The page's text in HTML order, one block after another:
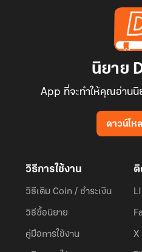
นิยาย
App ที่จะทำให้คุณอ่านนิ
ดาวน์โห
วิธีการใช้งาน
วิธีเติม Coin / ชำระเงิน
วิธีซื้อนิยาย
คู่มือการใช้งาน
ติ
X